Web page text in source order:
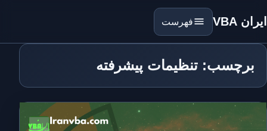
ایران VBA فهرست
برچسب: تنظیمات پیشرفته